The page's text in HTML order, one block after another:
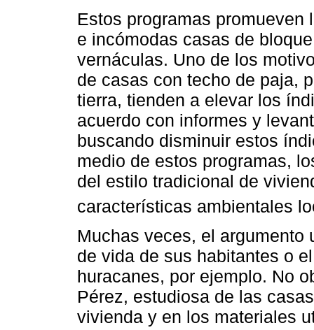
Estos programas
e incómodas casas de
vernáculas. Uno de los
de casas con techo de paja,
tierra, tienden a elevar los
acuerdo con informes y
buscando disminuir estos
medio de estos programas,
del estilo tradicional de
características ambientales
Muchas veces, el
de vida de sus habitantes o
huracanes, por ejemplo. No
Pérez, estudiosa de las
vivienda y en los materiales